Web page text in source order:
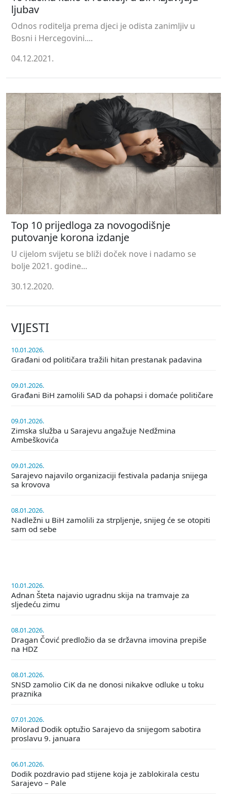
ljubav
Odnos roditelja prema djeci je odista zanimljiv u
Bosni i Hercegovini....
04.12.2021.
Top 10 prijedloga za novogodišnje
putovanje korona izdanje
U cijelom svijetu se bliži doček nove i nadamo se
bolje 2021. godine...
30.12.2020.
VIJESTI
10.01.2026.
Građani od političara tražili hitan prestanak padavina
09.01.2026.
Građani BiH zamolili SAD da pohapsi i domaće političare
09.01.2026.
Zimska služba u Sarajevu angažuje Nedžmina
Ambeškovića
09.01.2026.
Sarajevo najavilo organizaciji festivala padanja snijega
sa krovova
08.01.2026.
Nadležni u BiH zamolili za strpljenje, snijeg će se otopiti
sam od sebe
10.01.2026.
Adnan Šteta najavio ugradnu skija na tramvaje za
sljedeću zimu
08.01.2026.
Dragan Čović predložio da se državna imovina prepiše
na HDZ
08.01.2026.
SNSD zamolio CiK da ne donosi nikakve odluke u toku
praznika
07.01.2026.
Milorad Dodik optužio Sarajevo da snijegom sabotira
proslavu 9. januara
06.01.2026.
Dodik pozdravio pad stijene koja je zablokirala cestu
Sarajevo – Pale